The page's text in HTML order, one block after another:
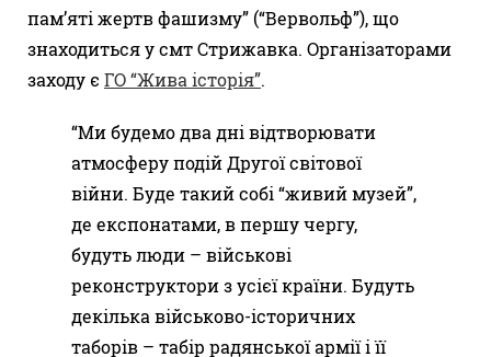
пам’яті жертв фашизму” (“Вервольф”), що
знаходиться у смт Стрижавка. Організаторами
заходу є ГО “Жива історія”.
“Ми будемо два дні відтворювати
атмосферу подій Другої світової
війни. Буде такий собі “живий музей”,
де експонатами, в першу чергу,
будуть люди – військові
реконструктори з усієї країни. Будуть
декілька військово-історичних
таборів – табір радянської армії і її